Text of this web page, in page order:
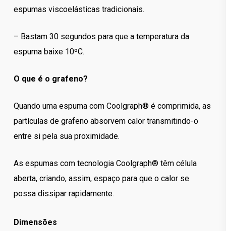
espumas viscoelásticas tradicionais.
– Bastam 30 segundos para que a temperatura da
espuma baixe 10ºC.
O que é o grafeno?
Quando uma espuma com Coolgraph® é comprimida, as
partículas de grafeno absorvem calor transmitindo-o
entre si pela sua proximidade.
As espumas com tecnologia Coolgraph® têm célula
aberta, criando, assim, espaço para que o calor se
possa dissipar rapidamente.
Dimensões